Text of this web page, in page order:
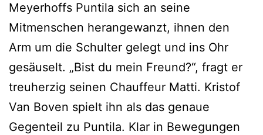
Meyerhoffs Puntila sich an seine
Mitmenschen herangewanzt, ihnen den
Arm um die Schulter gelegt und ins Ohr
gesäuselt. „Bist du mein Freund?“, fragt er
treuherzig seinen Chauffeur Matti. Kristof
Van Boven spielt ihn als das genaue
Gegenteil zu Puntila. Klar in Bewegungen